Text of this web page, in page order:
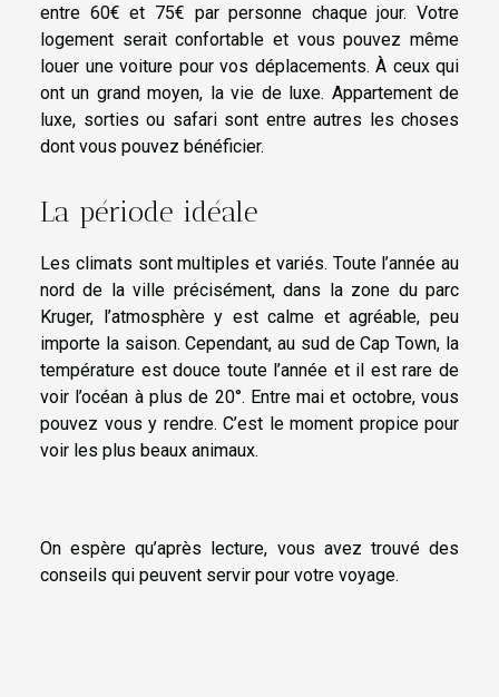
entre 60€ et 75€ par personne chaque jour. Votre
logement serait confortable et vous pouvez même
louer une voiture pour vos déplacements. À ceux qui
ont un grand moyen, la vie de luxe. Appartement de
luxe, sorties ou safari sont entre autres les choses
dont vous pouvez bénéficier.
La période idéale
Les climats sont multiples et variés. Toute l’année au
nord de la ville précisément, dans la zone du parc
Kruger, l’atmosphère y est calme et agréable, peu
importe la saison. Cependant, au sud de Cap Town, la
température est douce toute l’année et il est rare de
voir l’océan à plus de 20°. Entre mai et octobre, vous
pouvez vous y rendre. C’est le moment propice pour
voir les plus beaux animaux.
On espère qu’après lecture, vous avez trouvé des
conseils qui peuvent servir pour votre voyage.